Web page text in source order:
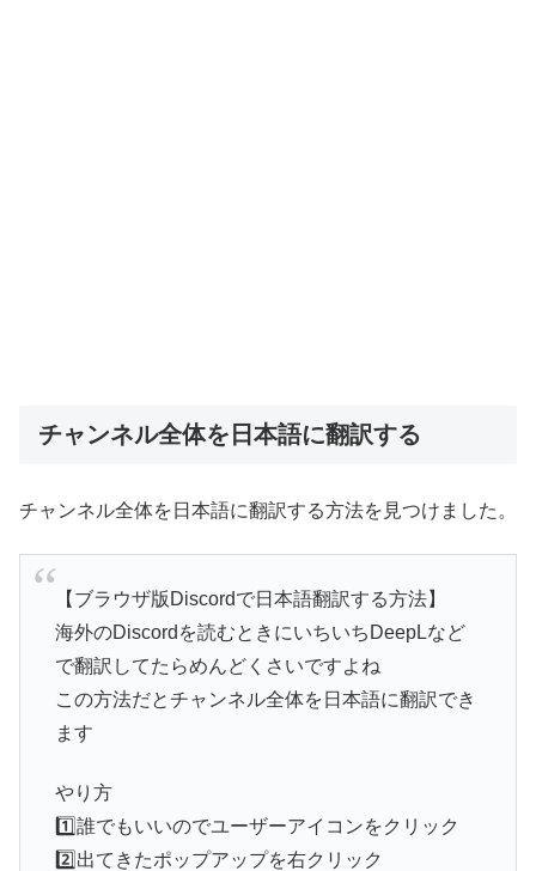
チャンネル全体を日本語に翻訳する
チャンネル全体を日本語に翻訳する方法を見つけました。
【ブラウザ版Discordで日本語翻訳する方法】
海外のDiscordを読むときにいちいちDeepLなど
で翻訳してたらめんどくさいですよね
この方法だとチャンネル全体を日本語に翻訳でき
ます
やり方
1️⃣誰でもいいのでユーザーアイコンをクリック
2️⃣出てきたポップアップを右クリック